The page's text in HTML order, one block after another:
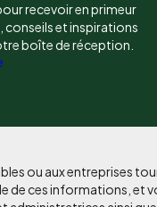
recevoir en primeur
conseils et inspirations
boîte de réception.
ou aux entreprises
de ces informations,